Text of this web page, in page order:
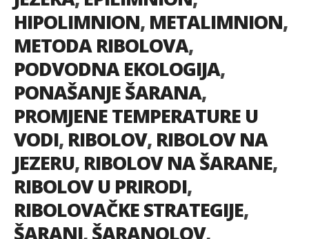
HIPOLIMNION, METALIMNION,
METODA RIBOLOVA,
PODVODNA EKOLOGIJA,
PONAŠANJE ŠARANA,
PROMJENE TEMPERATURE U
VODI, RIBOLOV, RIBOLOV NA
JEZERU, RIBOLOV NA ŠARANE,
RIBOLOV U PRIRODI,
RIBOLOVAČKE STRATEGIJE,
ŠARANI,ŠARANOLOV,